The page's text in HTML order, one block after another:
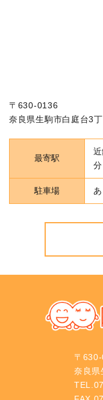
〒630-0136
奈良県生駒市白庭台3
最寄駅
分
駐車場 あ
〒
奈良県